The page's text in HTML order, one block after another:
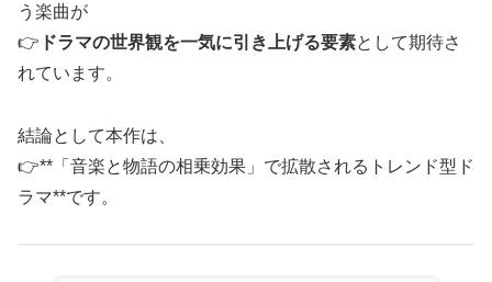
う楽曲が
👉 ドラマの世界観を一気に引き上げる要素として期待さ
れています。
結論として本作は、
👉**「音楽と物語の相乗効果」で拡散されるトレンド型ド
ラマ**です。